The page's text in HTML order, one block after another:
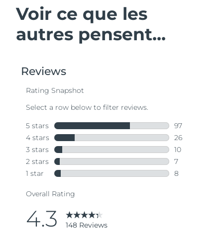
Voir ce que les
autres pensent...